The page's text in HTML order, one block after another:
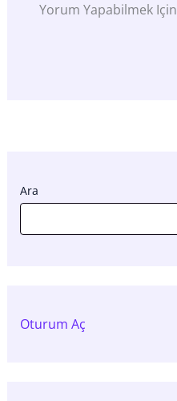
Yorum Yapabilmek Için
Ara
Oturum Aç